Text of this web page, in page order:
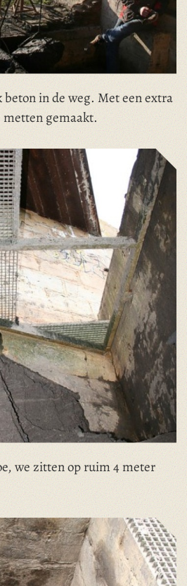
beton in de weg. Met een extra
gemaakt.
we zitten op ruim 4 meter